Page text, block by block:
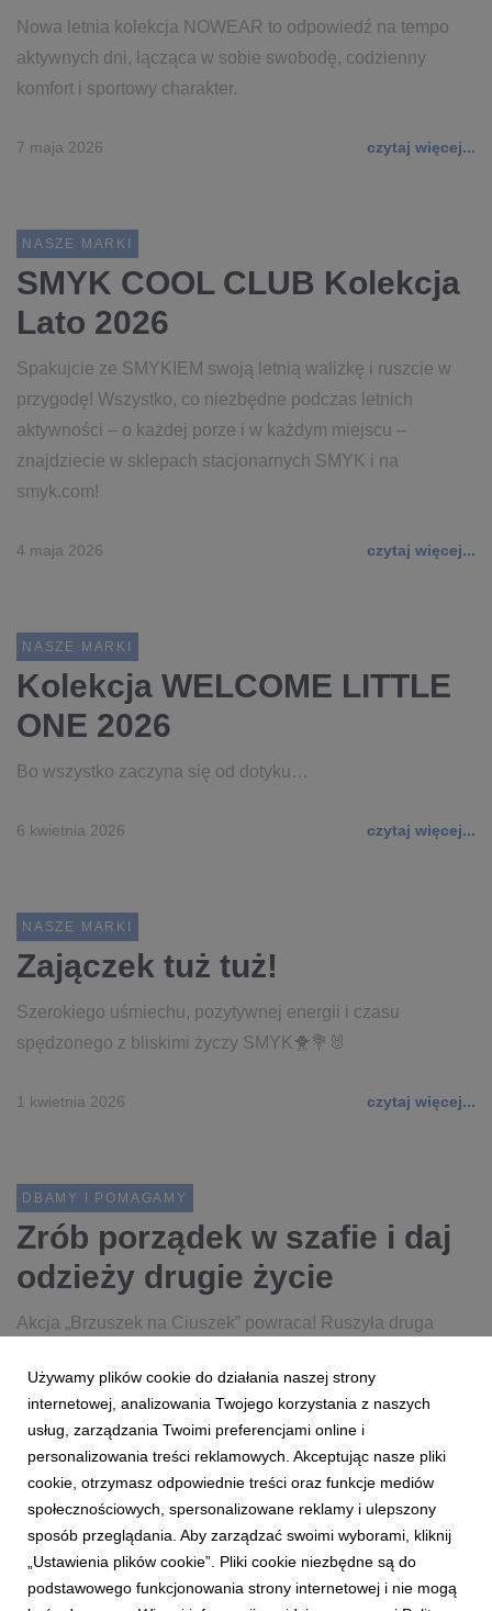
Nowa letnia kolekcja NOWEAR to odpowiedź na tempo
aktywnych dni, łącząca w sobie swobodę, codzienny
komfort i sportowy charakter.
7 maja 2026 czytaj więcej...
NASZE MARKI
SMYK COOL CLUB Kolekcja
Lato 2026
Spakujcie ze SMYKIEM swoją letnią walizkę i ruszcie w
przygodę! Wszystko, co niezbędne podczas letnich
aktywności – o każdej porze i w każdym miejscu –
znajdziecie w sklepach stacjonarnych SMYK i na
smyk.com!
4 maja 2026 czytaj więcej...
NASZE MARKI
Kolekcja WELCOME LITTLE
ONE 2026
Bo wszystko zaczyna się od dotyku…
6 kwietnia 2026 czytaj więcej...
NASZE MARKI
Zajączek tuż tuż!
Szerokiego uśmiechu, pozytywnej energii i czasu
spędzonego z bliskimi życzy SMYK🐥💐🐰
1 kwietnia 2026 czytaj więcej...
DBAMY I POMAGAMY
Zrób porządek w szafie i daj
odzieży drugie życie
Akcja „Brzuszek na Ciuszek” powraca! Ruszyła druga
30 marca 2026 czytaj więcej...
Używamy plików cookie do działania naszej strony
internetowej, analizowania Twojego korzystania z naszych
usług, zarządzania Twoimi preferencjami online i
personalizowania treści reklamowych. Akceptując nasze pliki
cookie, otrzymasz odpowiednie treści oraz funkcje mediów
społecznościowych, spersonalizowane reklamy i ulepszony
sposób przeglądania. Aby zarządzać swoimi wyborami, kliknij
„Ustawienia plików cookie”. Pliki cookie niezbędne są do
podstawowego funkcjonowania strony internetowej i nie mogą